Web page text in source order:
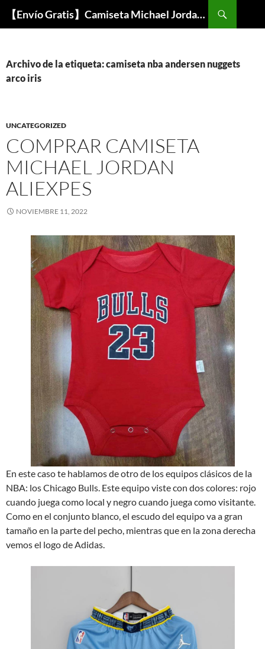
【Envío Gratis】Camiseta Michael Jordan NBA Barata
Buscar
Archivo de la etiqueta: camiseta nba andersen nuggets
arco iris
UNCATEGORIZED
COMPRAR CAMISETA
MICHAEL JORDAN
ALIEXPES
NOVIEMBRE 11, 2022
En este caso te hablamos de otro de los equipos clásicos de la
NBA: los Chicago Bulls. Este equipo viste con dos colores: rojo
cuando juega como local y negro cuando juega como visitante.
Como en el conjunto blanco, el escudo del equipo va a gran
tamaño en la parte del pecho, mientras que en la zona derecha
vemos el logo de Adidas.